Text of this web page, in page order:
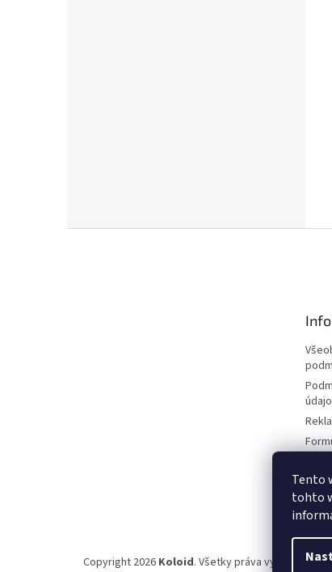
Tento
tohto
Moja
Copyright 2026 Koloid. Všetky práva vyhradené.